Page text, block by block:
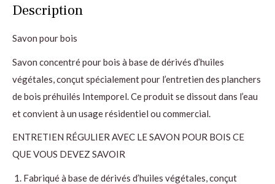
Description
Savon pour bois
Savon concentré pour bois à base de dérivés d’huiles
végétales, conçut spécialement pour l’entretien des planchers
de bois préhuilés Intemporel. Ce produit se dissout dans l’eau
et convient à un usage résidentiel ou commercial.
ENTRETIEN RÉGULIER AVEC LE SAVON POUR BOIS CE
QUE VOUS DEVEZ SAVOIR
Fabriqué à base de dérivés d’huiles végétales, conçut